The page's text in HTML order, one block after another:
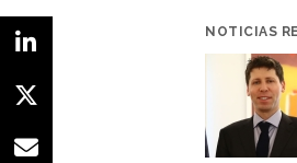
NOTICIAS